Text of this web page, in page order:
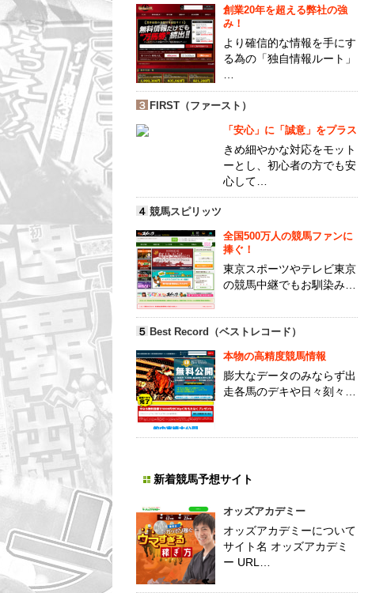
創業20年を超える弊社の強
み！
より確信的な情報を手にす
る為の「独自情報ルート」
３ FIRST（ファースト）
「安心」に「誠意」をプラス
きめ細やかな対応をモット
ーとし、初心者の方でも安
心して…
４ 競馬スピリッツ
全国500万人の競馬ファンに
捧ぐ！
東京スポーツやテレビ東京
の競馬中継でもお馴染み…
５ Best Record（ベストレコード）
本物の高精度競馬情報
膨大なデータのみならず出
走各馬のデキや日々刻々…
新着競馬予想サイト
オッズアカデミー
オッズアカデミーについて
サイト名 オッズアカデミ
ー URL…